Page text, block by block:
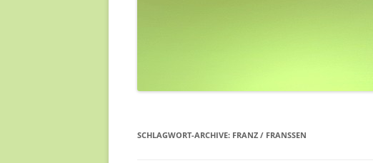
SCHLAGWORT-ARCHIVE: FRANZ / FRANSSEN